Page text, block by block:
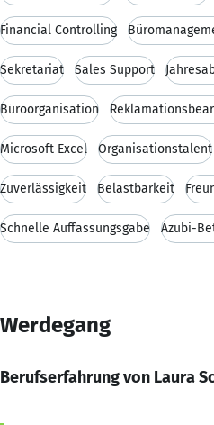
Financial Controlling
Sekretariat Sales Support
Büroorganisation
Microsoft Excel Organisationstalent
Zuverlässigkeit Belastbarkeit
Schnelle Auffassungsgabe Azubi-
Werdegang
Berufserfahrung von Laura